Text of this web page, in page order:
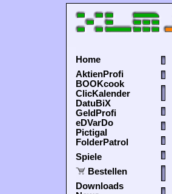
Home
AktienProfi
BOOKcook
ClicKalender
DatuBiX
GeldProfi
eDVarDo
Pictigal
FolderPatrol
Spiele
Bestellen
Downloads